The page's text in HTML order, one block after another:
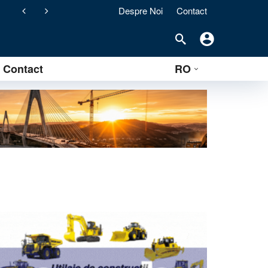
Despre Noi Contact
Contact RO